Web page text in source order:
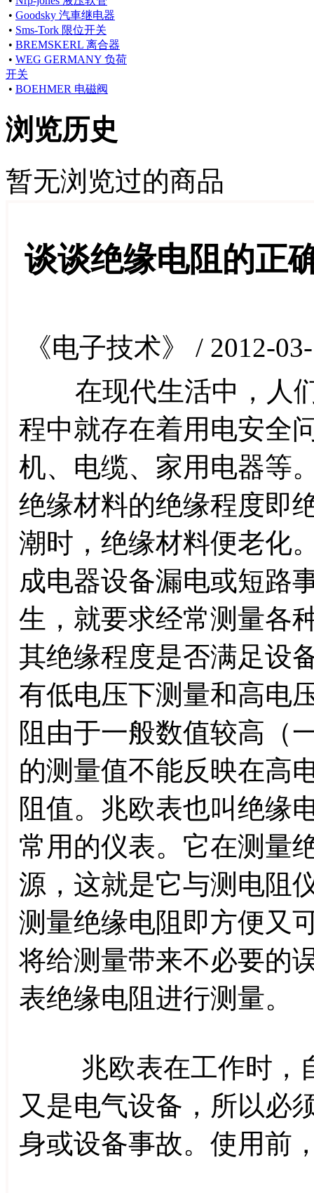
• Goodsky 汽車继电器
• Sms-Tork 限位开关
• BREMSKERL 离合器
• WEG GERMANY 负荷
开关
• BOEHMER 电磁阀
浏览历史
暂无浏览过的商品
谈谈绝缘电阻的正
《电子技术》 / 2012-
在现代生活中，人们
程中就存在着用电安全
机、电缆、家用电器等
绝缘材料的绝缘程度即
潮时，绝缘材料便老化
成电器设备漏电或短路
生，就要求经常测量各
其绝缘程度是否满足设
有低电压下测量和高电
阻由于一般数值较高（
的测量值不能反映在高
阻值。兆欧表也叫绝缘
常用的仪表。它在测量
源，这就是它与测电阻
测量绝缘电阻即方便又
将给测量带来不必要的
表绝缘电阻进行测量。
兆欧表在工作时，自
又是电气设备，所以必
身或设备事故。使用前